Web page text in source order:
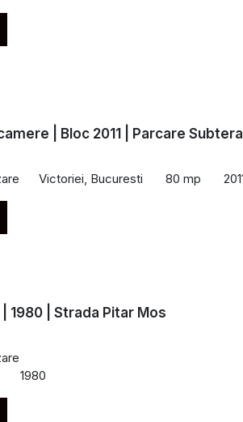
| Bloc 2011 | Parcare
Victoriei, Bucuresti 80 mp
1980 | Strada Pitar Mos
1980